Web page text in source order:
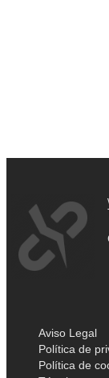
Aviso Legal
Política de
Política de